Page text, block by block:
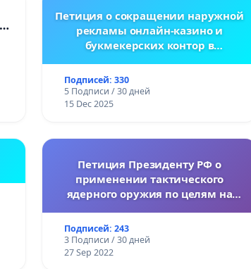
Петиция о сокращении наружной
рекламы онлайн-казино и
букмекерских контор в
Подписей: 330
5 Подписи / 30 дней
15 Dec 2025
Петиция Президенту РФ о
применении тактического
ядерного оружия по целям на
Подписей: 243
3 Подписи / 30 дней
27 Sep 2022